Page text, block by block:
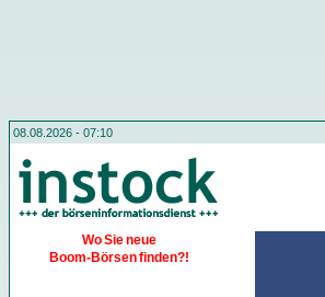
08.08.2026 - 07:10
Wo Sie neue
Boom-Börsen finden?!